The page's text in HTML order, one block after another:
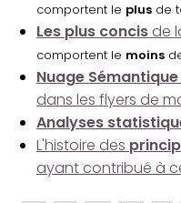
comportent le plus de
Les plus concis de
comportent le moins
Nuage Sémantique
dans les flyers de
Analyses
L'histoire des
ayant contribué à